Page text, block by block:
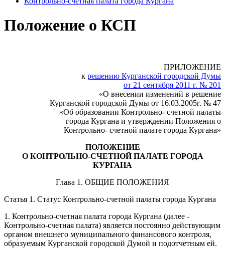
Положение о КСП
ПРИЛОЖЕНИЕ
к решению Курганской городской Думы
от 21 сентября 2011 г. № 201
«О внесении изменений в решение
Курганской городской Думы от 16.03.2005г. № 47
«Об образовании Контрольно- счетной палаты
города Кургана и утверждении Положения о
Контрольно- счетной палате города Кургана»
ПОЛОЖЕНИЕ
О КОНТРОЛЬНО-СЧЕТНОЙ ПАЛАТЕ ГОРОДА
КУРГАНА
Глава 1. ОБЩИЕ ПОЛОЖЕНИЯ
Статья 1. Статус Контрольно-счетной палаты города Кургана
1. Контрольно-счетная палата города Кургана (далее -
Контрольно-счетная палата) является постоянно действующим
органом внешнего муниципального финансового контроля,
образуемым Курганской городской Думой и подотчетным ей.